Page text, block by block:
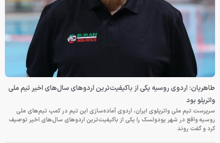
طاهریان: اردوی روسیه یکی از باکیفیت‌ترین اردوهای سال‌های اخیر تیم ملی
واترپلو بود
سرپرست تیم ملی واترپلوی ایران، اردوی آماده‌سازی این تیم در کمپ تیم‌های ملی
روسیه واقع در شهر پودولسک را یکی از باکیفیت‌ترین اردوهای سال‌های اخیر توصیف
کرد و گفت روند